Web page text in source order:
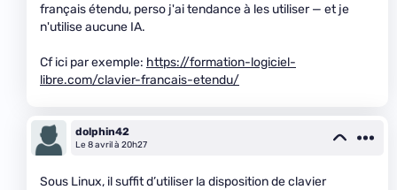
français étendu, perso j'ai tendance à les utiliser — et je
n'utilise aucune IA.
Cf ici par exemple: https://formation-logiciel-
libre.com/clavier-francais-etendu/
dolphin42
Le 8 avril à 20h27
Sous Linux, il suffit d’utiliser la disposition de clavier